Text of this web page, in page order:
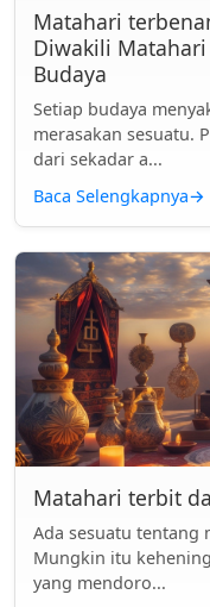
Matahari
Diwakili
Budaya
Setiap budaya
merasakan sesuatu.
dari sekadar a...
Baca Selengkapnya→
Matahari terbit
Ada sesuatu tentang
Mungkin itu
yang mendoro...